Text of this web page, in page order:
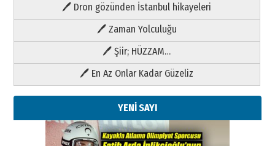
🖊 Dron gözünden İstanbul hikayeleri
🖊 Zaman Yolculuğu
🖊 Şiir; HÜZZAM…
🖊 En Az Onlar Kadar Güzeliz
YENİ SAYI